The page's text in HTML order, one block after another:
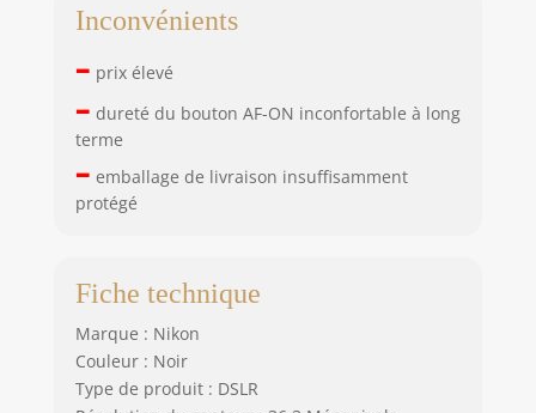
Inconvénients
– prix élevé
– dureté du bouton AF-ON inconfortable à long
terme
– emballage de livraison insuffisamment
protégé
Fiche technique
Marque : Nikon
Couleur : Noir
Type de produit : DSLR